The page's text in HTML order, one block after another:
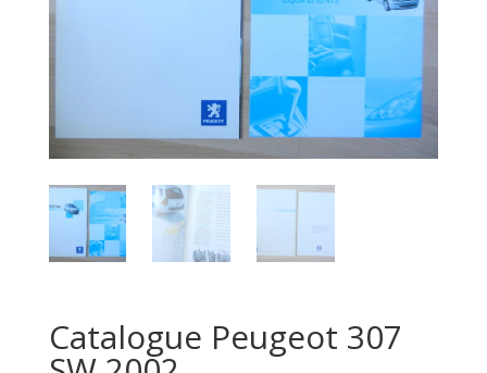
Catalogue Peugeot 307